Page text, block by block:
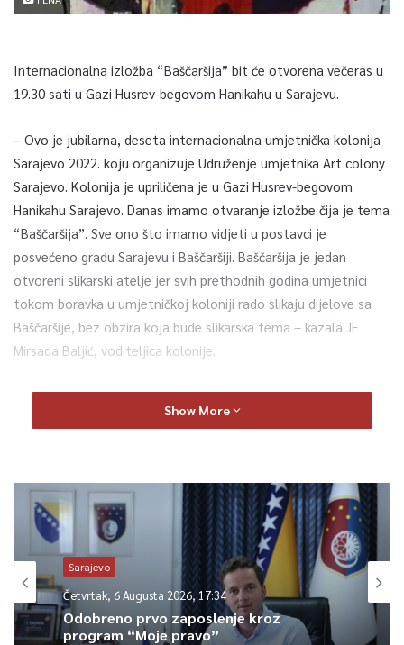
Internacionalna izložba “Baščaršija” bit će otvorena večeras u
19.30 sati u Gazi Husrev-begovom Hanikahu u Sarajevu.
– Ovo je jubilarna, deseta internacionalna umjetnička kolonija
Sarajevo 2022. koju organizuje Udruženje umjetnika Art colony
Sarajevo. Kolonija je upriličena je u Gazi Husrev-begovom
Hanikahu Sarajevo. Danas imamo otvaranje izložbe čija je tema
“Baščaršija”. Sve ono što imamo vidjeti u postavci je
posvećeno gradu Sarajevu i Baščaršiji. Baščaršija je jedan
otvoreni slikarski atelje jer svih prethodnih godina umjetnici
tokom boravka u umjetničkoj koloniji rado slikaju dijelove sa
Baščaršije, bez obzira koja bude slikarska tema – kazala JE
Mirsada Baljić, voditeljica kolonije.
Na ovogodišnjoj izložbi učestvuje 14 umjetnika, koji dolaze iz
BiH, Sjeverne Makedonije, Grčke, Kosova.
eminentnih umjetnika mi smo htjeli da damo podršku i mladim
umjetnicima. U okviru ove kolonije napravili smo i dječju
radionicu. Tako da imamo par dječjih radova koji će biti izloženi
na izložbi – kazala je Baljić.
Internacionalnu izložbu “Baščaršija” bit će otvorena za
posjetioce do subote u terminu od 10.00 do 19.00 sati.
Show More
Sarajevo
Četvrtak, 6 Augusta 2026, 17:34
Odobreno prvo zaposlenje kroz
program “Moje pravo”